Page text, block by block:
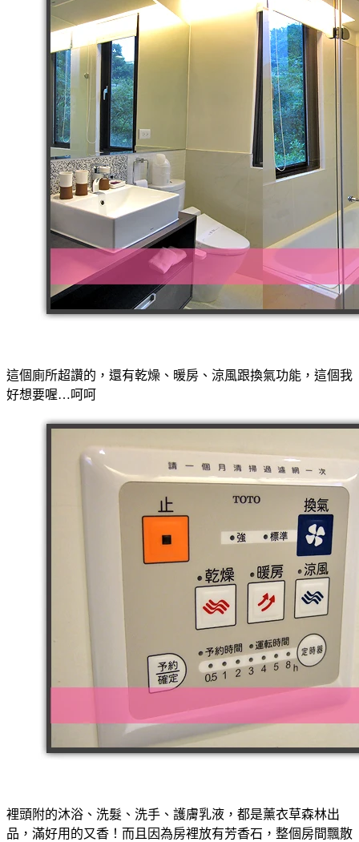
這個廁所超讚的，還有乾燥、暖房、涼風跟換氣功能，這個我
好想要喔…呵呵
裡頭附的沐浴、洗髮、洗手、護膚乳液，都是薰衣草森林出
品，滿好用的又香！而且因為房裡放有芳香石，整個房間飄散